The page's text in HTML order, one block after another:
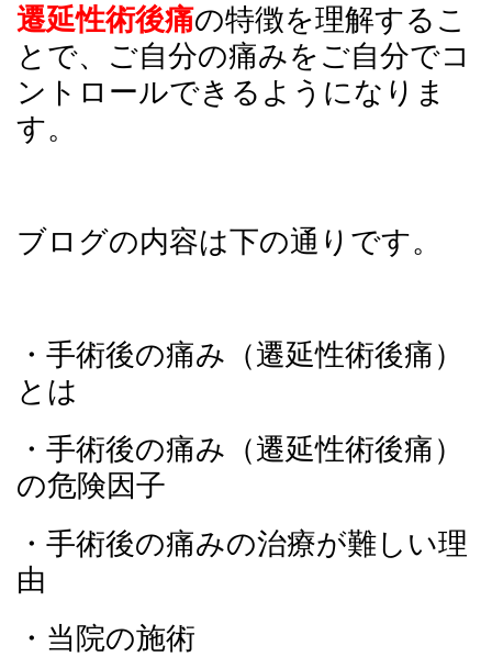
遷延性術後痛の特徴を理解するこ
とで、ご自分の痛みをご自分でコ
ントロールできるようになりま
す。
ブログの内容は下の通りです。
・手術後の痛み（遷延性術後痛）
とは
・手術後の痛み（遷延性術後痛）
の危険因子
・手術後の痛みの治療が難しい理
由
・当院の施術